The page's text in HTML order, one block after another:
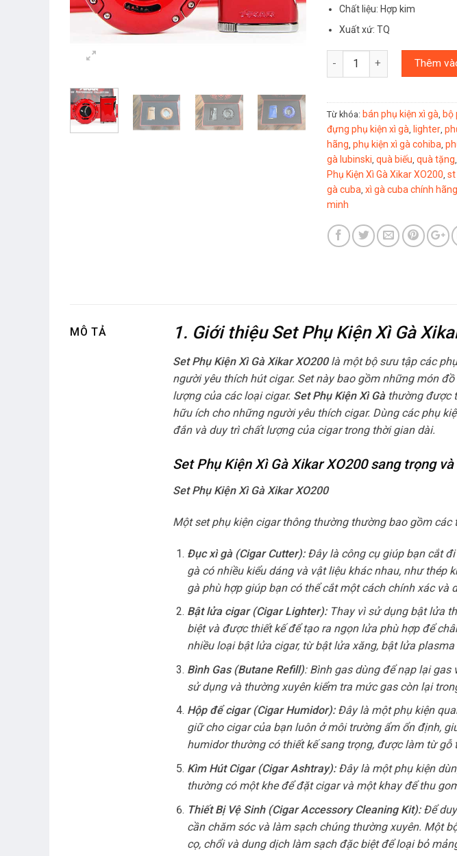
Chất liệu: Hợp kim
Xuất xứ: TQ
Số lượng Thêm
Từ khóa: bán phụ kiện xì gà, bộ
đựng phụ kiện xì gà, lighter,
hãng, phụ kiện xì gà cohiba,
gà lubinski, quà biếu, quà tặng,
Phụ Kiện Xì Gà Xikar XO200, st
gà cuba, xì gà cuba chính hãng
minh
MÔ TẢ 1. Giới thiệu Set Phụ Kiện Xì Gà
Set Phụ Kiện Xì Gà Xikar XO200là một bộ sưu tập các
người yêu thích hút cigar. Set này bao gồm những món
lượng của các loại cigar. Set Phụ Kiện Xì Gàthường được
hữu ích cho những người yêu thích cigar. Dùng các phụ
đắn và duy trì chất lượng của cigar trong thời gian dài.
Set Phụ Kiện Xì Gà Xikar XO200 sang trọng
Set Phụ Kiện Xì Gà Xikar XO200
Một set phụ kiện cigar thông thường thường bao gồm các
Đục xì gà (Cigar Cutter):Đây là công cụ giúp bạn cắt
gà có nhiều kiểu dáng và vật liệu khác nhau, như thép
gà phù hợp giúp bạn có thể cắt một cách chính xác và
Bật lửa cigar (Cigar Lighter):Thay vì sử dụng bật lửa
biệt và được thiết kế để tạo ra ngọn lửa phù hợp để
nhiều loại bật lửa cigar, từ bật lửa xăng, bật lửa
Bình Gas (Butane Refill): Bình gas dùng để nạp lại gas
sử dụng và thường xuyên kiểm tra mức gas còn lại
Hộp để cigar (Cigar Humidor):Đây là một phụ kiện
giữ cho cigar của bạn luôn ở môi trường ẩm ổn định,
humidor thường có thiết kế sang trọng, được làm từ
Kìm Hút Cigar (Cigar Ashtray):Đây là một phụ kiện
thường có một khe để đặt cigar và một khay để thu
Thiết Bị Vệ Sinh (Cigar Accessory Cleaning Kit):Để duy
cần chăm sóc và làm sạch chúng thường xuyên. Một
cọ, chổi và dung dịch làm sạch đặc biệt để loại bỏ